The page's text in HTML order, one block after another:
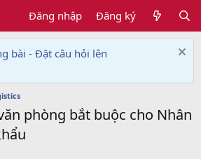
Đăng nhập Đăng ký
bài - Đặt câu hỏi lên
phòng bắt buộc cho Nhân